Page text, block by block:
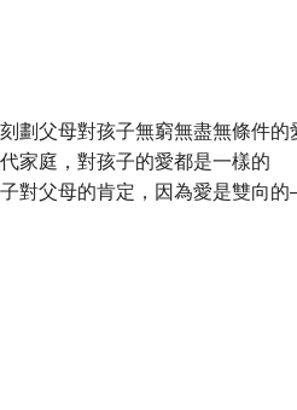
父母對孩子無窮無盡無條件的
庭，對孩子的愛都是一樣的
母的肯定，因為愛是雙向的